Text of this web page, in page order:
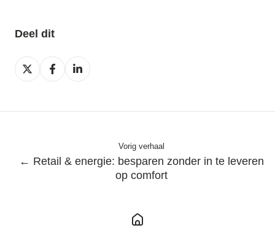
Deel dit
Deel
op
Deel
op
Deel
op
Vorig verhaal
← Retail & energie: besparen zonder in te leveren
op comfort